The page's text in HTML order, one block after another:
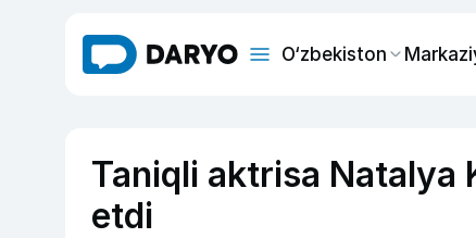
O‘zbekiston
Taniqli aktrisa Natalya
etdi